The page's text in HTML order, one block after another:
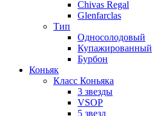
Chivas Regal
Glenfarclas
Тип
Односолодовый
Купажированный
Бурбон
Коньяк
Класс Коньяка
3 звезды
VSOP
5 звезд